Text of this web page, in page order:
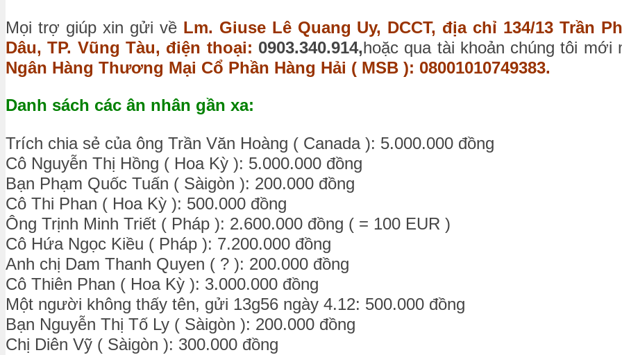
Mọi trợ giúp xin gửi về Lm. Giuse Lê Quang Uy, DCCT, địa chỉ 134/13 Trần
Dâu, TP. Vũng Tàu, điện thoại: 0903.340.914,hoặc qua tài khoản chúng tôi
Ngân Hàng Thương Mại Cổ Phần Hàng Hải ( MSB ): 08001010749383.
Danh sách các ân nhân gần xa:
Trích chia sẻ của ông Trần Văn Hoàng ( Canada ): 5.000.000 đồng
Cô Nguyễn Thị Hồng ( Hoa Kỳ ): 5.000.000 đồng
Bạn Phạm Quốc Tuấn ( Sàigòn ): 200.000 đồng
Cô Thi Phan ( Hoa Kỳ ): 500.000 đồng
Ông Trịnh Minh Triết ( Pháp ): 2.600.000 đồng ( = 100 EUR )
Cô Hứa Ngọc Kiều ( Pháp ): 7.200.000 đồng
Anh chị Dam Thanh Quyen ( ? ): 200.000 đồng
Cô Thiên Phan ( Hoa Kỳ ): 3.000.000 đồng
Một người không thấy tên, gửi 13g56 ngày 4.12: 500.000 đồng
Bạn Nguyễn Thị Tố Ly ( Sàigòn ): 200.000 đồng
Chị Diên Vỹ ( Sàigòn ): 300.000 đồng